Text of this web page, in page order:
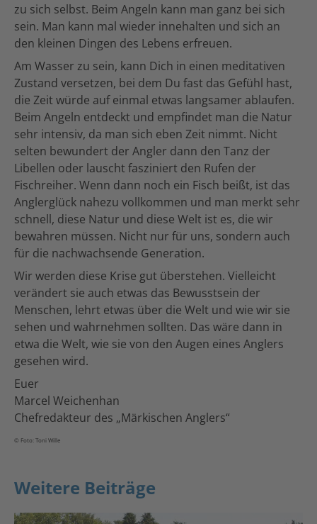
zu sich selbst. Beim Angeln kann man ganz bei sich
sein. Man kann mal wieder innehalten und sich an
den kleinen Dingen des Lebens erfreuen.
Am Wasser zu sein, kann Dich in einen meditativen
Zustand versetzen, bei dem Du fast das Gefühl hast,
die Zeit würde auf einmal etwas langsamer ablaufen.
Beim Angeln entdeckt und empfindet man die Natur
sehr intensiv, da man sich eben Zeit nimmt. Nicht
selten bewundert der Angler dann den Tanz der
Libellen oder lauscht fasziniert den Rufen der
Fischreiher. Wenn dann noch ein Fisch beißt, ist das
Anglerglück nahezu vollkommen und man merkt sehr
schnell, diese Natur und diese Welt ist es, die wir
bewahren müssen. Nicht nur für uns, sondern auch
für die nachwachsende Generation.
Wir werden diese Krise gut überstehen. Vielleicht
verändert sie auch etwas das Bewusstsein der
Menschen, lehrt etwas über die Welt und wie wir sie
sehen und wahrnehmen sollten. Das wäre dann in
etwa die Welt, wie sie von den Augen eines Anglers
gesehen wird.
Euer
Marcel Weichenhan
Chefredakteur des „Märkischen Anglers“
© Foto: Toni Wille
Weitere Beiträge